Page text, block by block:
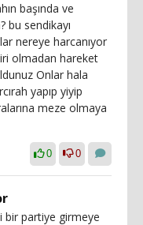
başında ve
bu sendikayı
nereye harcanıyor
olmadan hareket
Onlar hala
yapıp yiyip
meze olmaya
0 0
bir partiye girmeye